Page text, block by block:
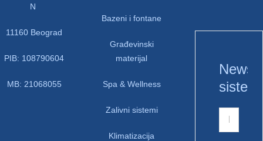
N
11160 Beograd
PIB: 108790604
MB: 21068055
Bazeni i fontane
Građevinski
materijal
Spa & Wellness
Zalivni sistemi
Klimatizacija
sistem